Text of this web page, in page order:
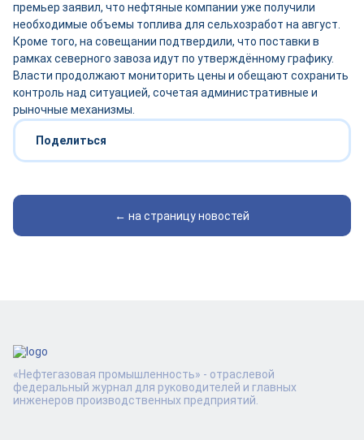
премьер заявил, что нефтяные компании уже получили
необходимые объемы топлива для сельхозработ на август.
Кроме того, на совещании подтвердили, что поставки в
рамках северного завоза идут по утверждённому графику.
Власти продолжают мониторить цены и обещают сохранить
контроль над ситуацией, сочетая административные и
рыночные механизмы.
Поделиться
← на страницу новостей
«Нефтегазовая промышленность» - отраслевой
федеральный журнал для руководителей и главных
инженеров производственных предприятий.